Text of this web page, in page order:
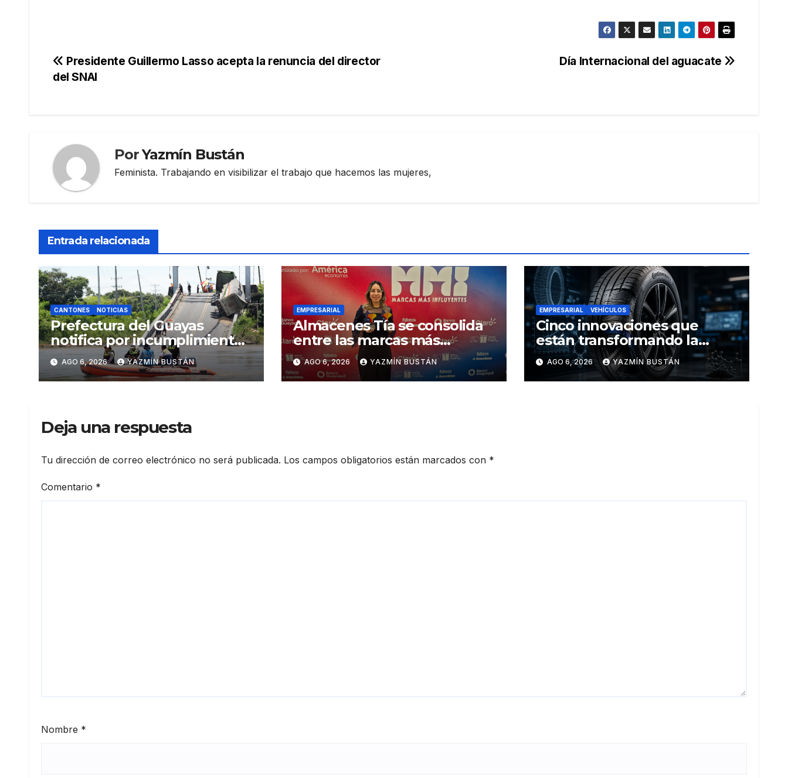
Navegación
Día Internacional del aguacate
Presidente Guillermo Lasso acepta la renuncia del director
del SNAI
PorYazmín Bustán
Feminista. Trabajando en visibilizar el trabajo que hacemos las mujeres,
Entrada relacionada
CANTONES NOTICIAS
Prefectura del Guayas
notifica por incumplimiento
contractual a la
Concesionaria CONORTE y
exige celeridad en
Daule
AGO 6, 2026 YAZMÍN BUSTÁN
EMPRESARIAL
Almacenes Tía se consolida
entre las marcas más
influyentes del Ecuador
AGO 6, 2026 YAZMÍN BUSTÁN
EMPRESARIAL VEHÍCULOS
Cinco innovaciones que
están transformando la
industria de los neumáticos y
redefinen el futuro de la
movilidad
AGO 6, 2026 YAZMÍN BUSTÁN
Deja una respuesta
Tu dirección de correo electrónico no será publicada. Los campos obligatorios están marcados con *
Comentario *
Nombre *